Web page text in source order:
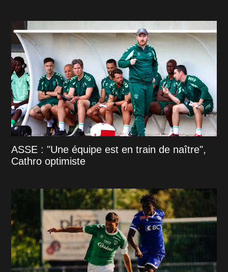
ASSE : "Une équipe est en train de naître",
Cathro optimiste